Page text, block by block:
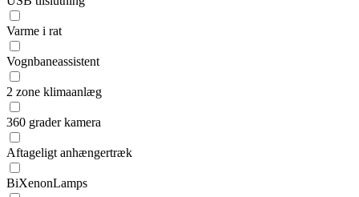
Varme i rat
Vognbaneassistent
2 zone klimaanlæg
360 grader kamera
Aftageligt anhængertræk
BiXenonLamps